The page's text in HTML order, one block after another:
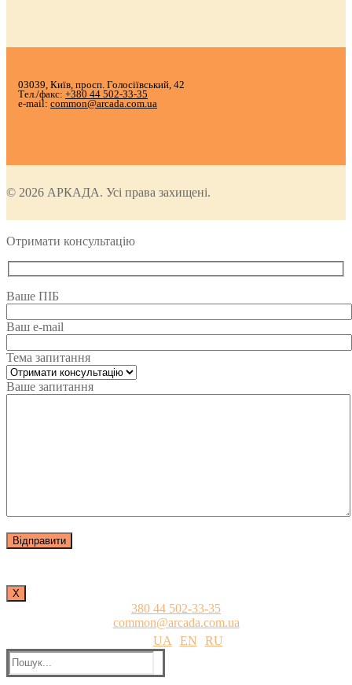
03039, Київ, просп. Голосіївський, 42
Тел./факс: +380 44 502-33-35
e-mail: common@arcada.com.ua
© 2026 АРКАДА. Усі права захищені.
Отримати консультацію
Ваше ПІБ
Ваш e-mail
Тема запитання
Ваше запитання
Х
380 44 502-33-35
common@arcada.com.ua
UA
EN
RU
Пошук: